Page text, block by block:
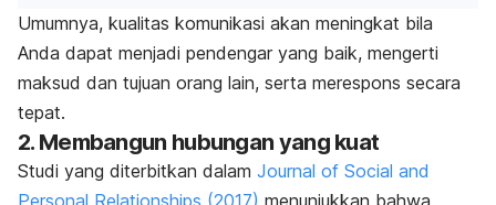
Umumnya, kualitas komunikasi akan meningkat bila
Anda dapat menjadi pendengar yang baik, mengerti
maksud dan tujuan orang lain, serta merespons secara
tepat.
2. Membangun hubungan yang kuat
Studi yang diterbitkan dalam Journal of Social and